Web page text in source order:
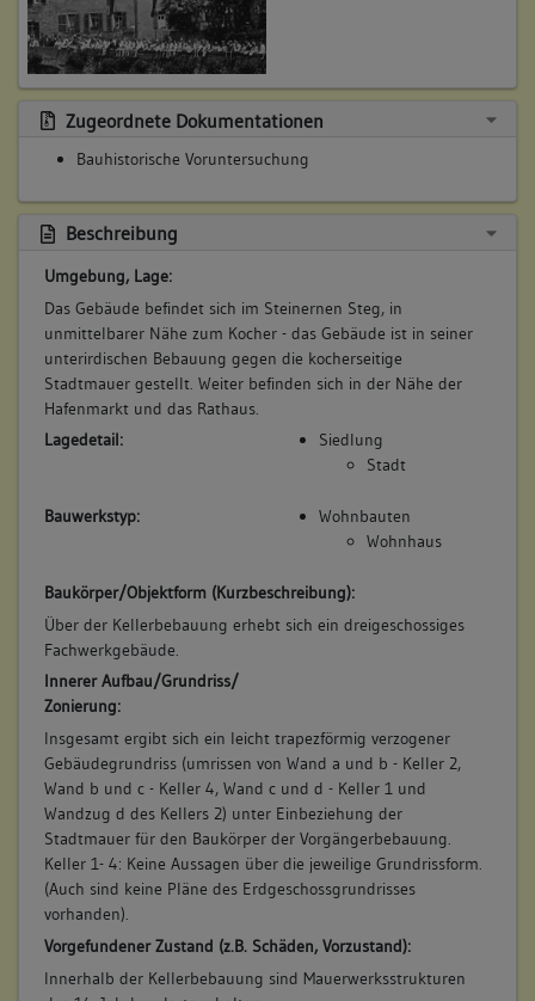
mittelalterliche Befundschichten, sowie etwa ca. 276.50 üNN
eine keltische Befundlage.
Betroffene Gebäudeteile:
keine
(1600 - 1799)
stellt eine Umbaumaßnahme des 17./ 18. Jahrhunderts dar.
Dies ergibt sich aus den Mauerwerksstrukturen der Wände b
und c. Wand c dokumentiert gleichzeitig den Verdacht, dass
an dieser Stelle Eingriffe im Bereich der Stadtmauer
vorgenommen wurden. (Dieser Fragestellung lässt sich durch
eine skizzenartige Dokumentation der Mauerwerksabwicklung
der Stadtmauer auf ihrer kocherseitigen Ansichtseite
nachgehen.)
bezüglich der Abweichung der amtlichen Katasterpläne von
der Wirklichkeit im Bereich des Stadtmauerverlaufs
Die zu Keller 2 und 4 deutlich tieferliegende Kellersohle (74
cm) von Keller 1 weist enorme Unebenheiten und einen
massiven Hohlklang auf. (gk)
Betroffene Gebäudeteile:
keine
4. Bauphase:
(1827)
Befunde in Keller 3 sind Wand b als Verlängerung der Wand
d4 aus Keller 2.
Die Wand b ist eine begradigte stirnseitige Abbruchkante
eines einschließenden Mauerwerks.
Wand a- Keller 2 im Bestand fort.
Wand a2 als Ansichtsseite dieses Mauerwerks ist durch die
Zugeordnete Dokumentationen
Bauhistorische Voruntersuchung
Beschreibung
Umgebung, Lage:
Das Gebäude befindet sich im Steinernen Steg, in
unmittelbarer Nähe zum Kocher - das Gebäude ist in seiner
unterirdischen Bebauung gegen die kocherseitige
Stadtmauer gestellt. Weiter befinden sich in der Nähe der
Hafenmarkt und das Rathaus.
Lagedetail:
Siedlung
Stadt
Bauwerkstyp:
Wohnbauten
Wohnhaus
Baukörper/Objektform (Kurzbeschreibung):
Über der Kellerbebauung erhebt sich ein dreigeschossiges
Fachwerkgebäude.
Innerer Aufbau/Grundriss/
Zonierung:
Insgesamt ergibt sich ein leicht trapezförmig verzogener
Gebäudegrundriss (umrissen von Wand a und b - Keller 2,
Wand b und c - Keller 4, Wand c und d - Keller 1 und
Wandzug d des Kellers 2) unter Einbeziehung der
Stadtmauer für den Baukörper der Vorgängerbebauung.
Keller 1- 4: Keine Aussagen über die jeweilige Grundrissform.
(Auch sind keine Pläne des Erdgeschossgrundrisses
vorhanden).
Vorgefundener Zustand (z.B. Schäden, Vorzustand):
Innerhalb der Kellerbebauung sind Mauerwerksstrukturen